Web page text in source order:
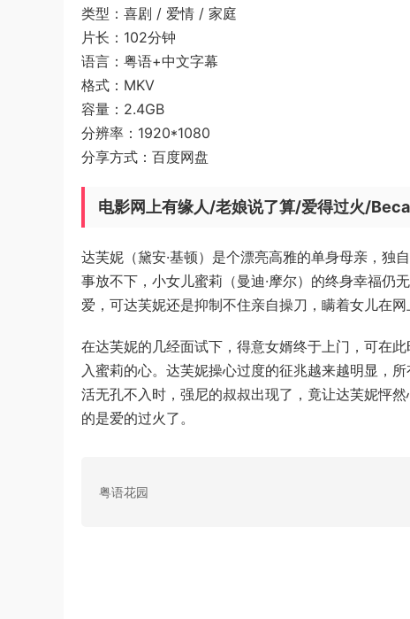
类型：喜剧 / 爱情 / 家庭
片长：102分钟
语言：粤语+中文字幕
格式：MKV
容量：2.4GB
分辨率：1920*1080
分享方式：百度网盘
电影网上有缘人/老娘说了算/爱得过火/
达芙妮（黛安·基顿）是个漂亮高雅的单身母亲，独
事放不下，小女儿蜜莉（曼迪·摩尔）的终身幸福仍
爱，可达芙妮还是抑制不住亲自操刀，瞒着女儿在网
在达芙妮的几经面试下，得意女婿终于上门，可在
入蜜莉的心。达芙妮操心过度的征兆越来越明显，
活无孔不入时，强尼的叔叔出现了，竟让达芙妮怦
的是爱的过火了。
粤语花园